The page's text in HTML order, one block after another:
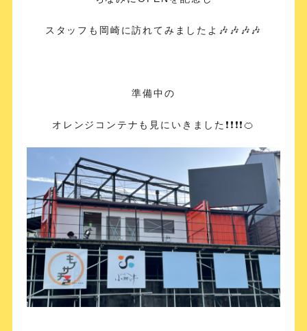
スタッフも岡崎に訪れてみましたよ🎶🎶🎶🎶
準備中の
オレンジコンテナも見にいきました❗️❗️❗️❗️🍊